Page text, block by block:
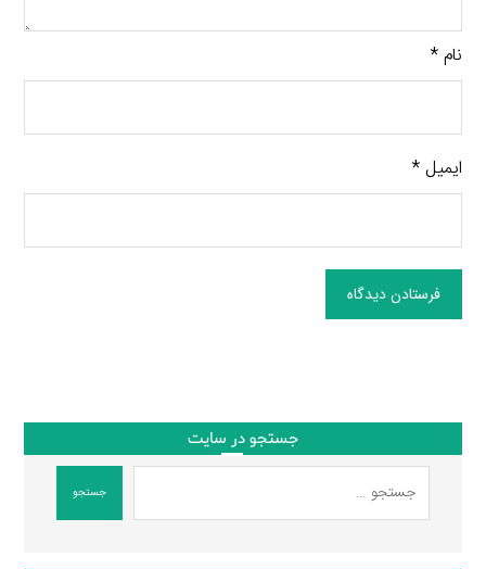
نام*
ایمیل*
فرستادن دیدگاه
جستجو در سایت
جستجو